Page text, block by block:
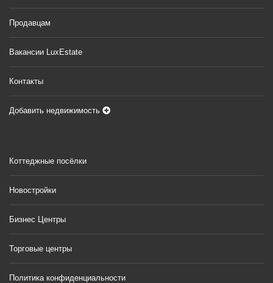
Продавцам
Вакансии LuxEstate
Контакты
Добавить недвижимость
Коттеджные посёлки
Новостройки
Бизнес Центры
Торговые центры
Политика конфиденциальности